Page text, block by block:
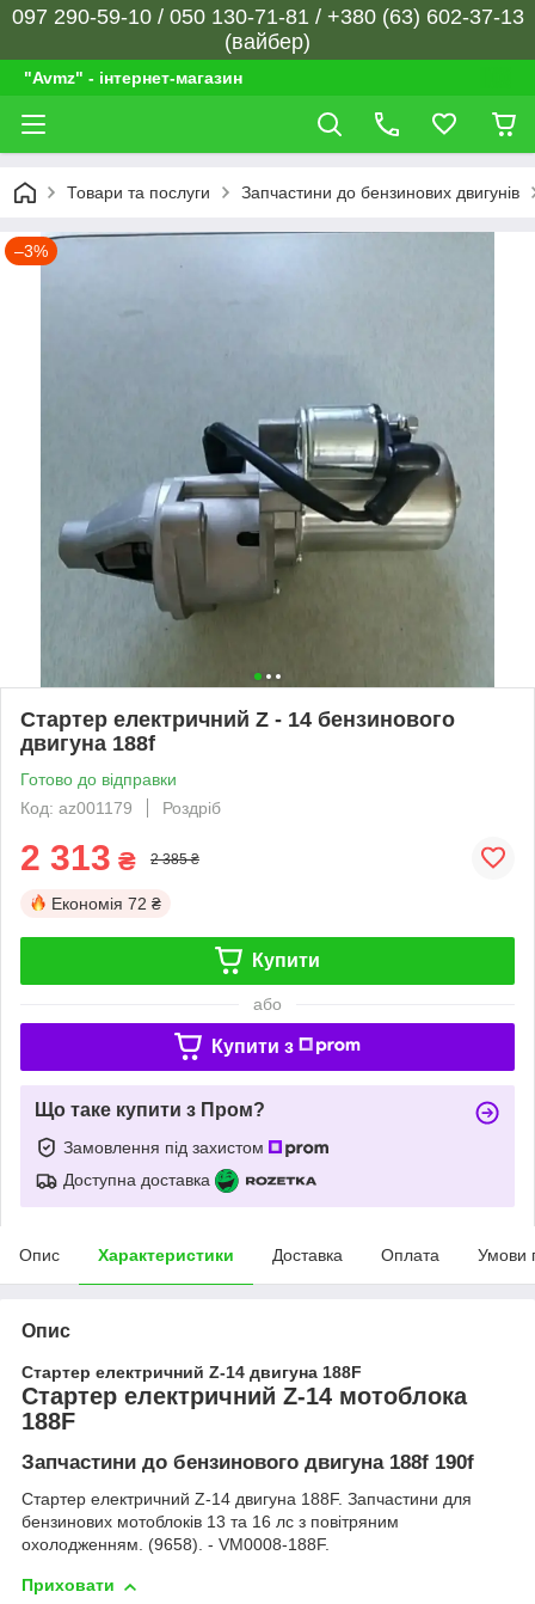
097 290-59-10 / 050 130-71-81 / +380 (63) 602-37-13
(вайбер)
"Avmz" - інтернет-магазин
Товари та послуги Запчастини до бензинових двигунів
–3%
Стартер електричний Z - 14 бензинового
двигуна 188f
Готово до відправки
Код: az001179
Роздріб
2 313 ₴ 2 385 ₴
Економія 72 ₴
Купити
або
Купити з
Що таке купити з Пром?
Замовлення під захистом
Доступна доставка
Опис Характеристики Доставка Оплата Умови
Опис
Стартер електричний Z-14 двигуна 188F
Стартер електричний Z-14 мотоблока
188F
Запчастини до бензинового двигуна 188f 190f
Стартер електричний Z-14 двигуна 188F. Запчастини для
бензинових мотоблоків 13 та 16 лс з повітряним
охолодженням. (9658). - VM0008-188F.
Приховати